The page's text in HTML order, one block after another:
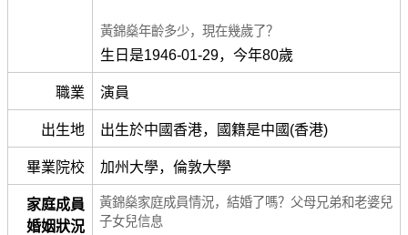
黃錦燊年齡多少，現在幾歲了？
生日是1946-01-29，今年80歲
職業 演員
出生地 出生於中國香港，國籍是中國(香港)
畢業院校 加州大學，倫敦大學
家庭成員
婚姻狀況
黃錦燊家庭成員情況，結婚了嗎？父母兄弟和老婆兒
子女兒信息